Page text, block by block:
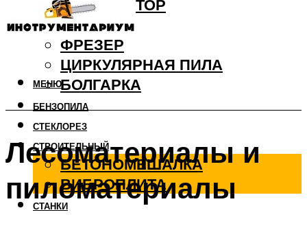
ПЕРФОРАТОР
ДРЕЛЬ
ФРЕЗЕР
ЦИРКУЛЯРНАЯ ПИЛА
БОЛГАРКА
БЕНЗОПИЛА
СТЕКЛОРЕЗ
СТРОИТЕЛЬНЫЙ
БЕТОНОМЕШАЛКА
ВИБРОПЛИТА
СТАНКИ
МЕНЮ
Лесоматериалы и
пиломатериалы